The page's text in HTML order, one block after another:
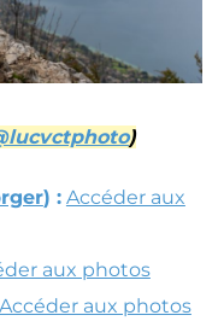
)
) : Accéder aux
aux photos
Accéder aux photos